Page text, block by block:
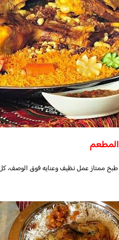
طبخ ممتاز عمل نظيف وعنايه فوق